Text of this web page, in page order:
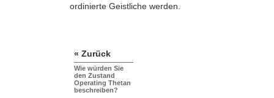
ordinierte Geistliche werden.
« Zurück
Wie würden Sie
den Zustand
Operating Thetan
beschreiben?